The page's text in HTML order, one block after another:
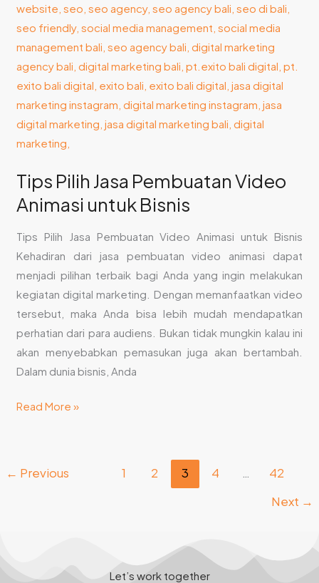
Tips Pilih Jasa Pembuatan Video
Animasi untuk Bisnis
Tips Pilih Jasa Pembuatan Video Animasi untuk Bisnis
Kehadiran dari jasa pembuatan video animasi dapat
menjadi pilihan terbaik bagi Anda yang ingin melakukan
kegiatan digital marketing. Dengan memanfaatkan video
tersebut, maka Anda bisa lebih mudah mendapatkan
perhatian dari para audiens. Bukan tidak mungkin kalau ini
akan menyebabkan pemasukan juga akan bertambah.
Dalam dunia bisnis, Anda
untuk
Bisnis
Read More »
← Previous 1 2 3 4 …
42
Next →
Let’s work together